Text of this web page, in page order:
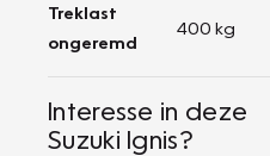
Treklast
ongeremd
400 kg
Interesse in deze
Suzuki Ignis?